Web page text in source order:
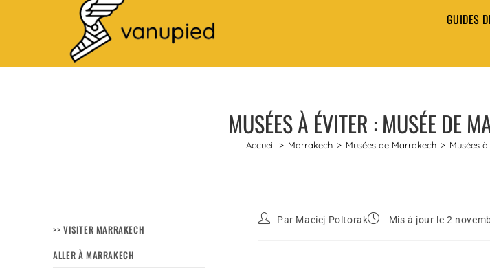
GUIDES
MUSÉES À ÉVITER : MUSÉE DE
Accueil > Marrakech > Musées de Marrakech > Musées
>> VISITER MARRAKECH
ALLER À MARRAKECH
Par Maciej Poltorak Mis à jour le 2